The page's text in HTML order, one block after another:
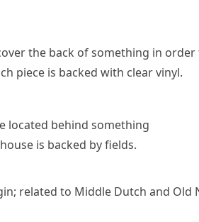
the back of something in
piece is backed with clear vinyl.
located behind something
is backed by fields.
related to Middle Dutch and Old